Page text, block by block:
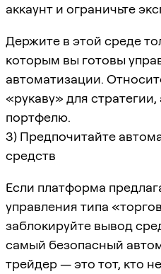
аккаунт и ограничьте
Держите в этой среде
которым вы готовы
автоматизации.
«рукаву» для
портфелю.
3) Предпочитайте
средств
Если платформа
управления типа
заблокируйте вывод
самый безопасный
трейдер — это тот, кто